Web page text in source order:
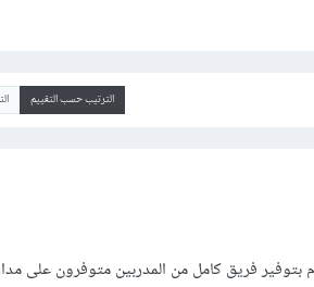
الترتيب حسب التقييم
بتوفير فريق كامل من المدربين متوفرون على